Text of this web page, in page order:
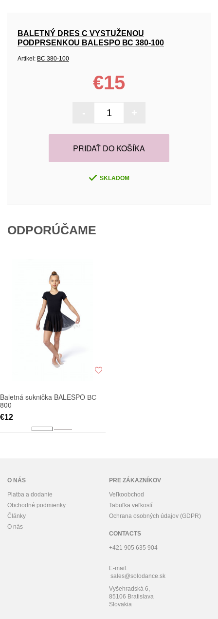
BALETNÝ DRES C VYSTUŽENOU
PODPRSENKOU BALESPO ВС 380-100
Artikel: ВС 380-100
€15
PRIDAŤ DO KOŠÍKA
SKLADOM
ODPORÚČAME
Baletná suknička BALESPO ВС
800
€12
O NÁS
Platba a dodanie
Obchodné podmienky
Články
O nás
PRE ZÁKAZNÍKOV
Veľkoobchod
Tabuľka veľkostí
Ochrana osobných údajov (GDPR)
CONTACTS
+421 905 635 904
E-mail:
sales@solodance.sk
Vyšehradská 6,
85106 Bratislava
Slovakia